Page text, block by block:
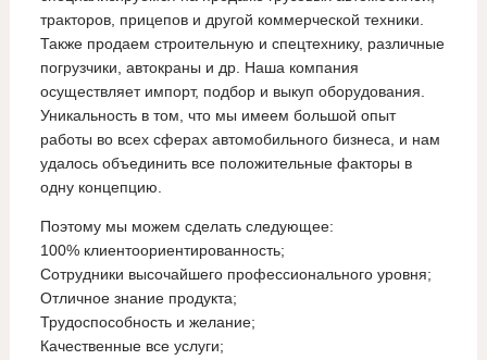
тракторов, прицепов и другой коммерческой техники.
Также продаем строительную и спецтехнику, различные
погрузчики, автокраны и др. Наша компания
осуществляет импорт, подбор и выкуп оборудования.
Уникальность в том, что мы имеем большой опыт
работы во всех сферах автомобильного бизнеса, и нам
удалось объединить все положительные факторы в
одну концепцию.
Поэтому мы можем сделать следующее:
100% клиентоориентированность;
Сотрудники высочайшего профессионального уровня;
Отличное знание продукта;
Трудоспособность и желание;
Качественные все услуги;